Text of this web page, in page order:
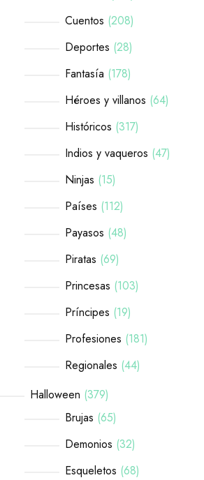
Cuentos 208
Deportes 28
Fantasía 178
Héroes y villanos 64
Históricos 317
Indios y vaqueros 47
Ninjas 15
Países 112
Payasos 48
Piratas 69
Princesas 103
Príncipes 19
Profesiones 181
Regionales 44
Halloween 379
Brujas 65
Demonios 32
Esqueletos 68